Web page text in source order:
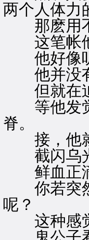
两个人体力
那麽用不
这笔帐他
他好像听
他并没有
但就在迫
等他发觉
脊。
接，他就
截闪乌光
鲜血正滴
你若突然
呢？
这种感觉